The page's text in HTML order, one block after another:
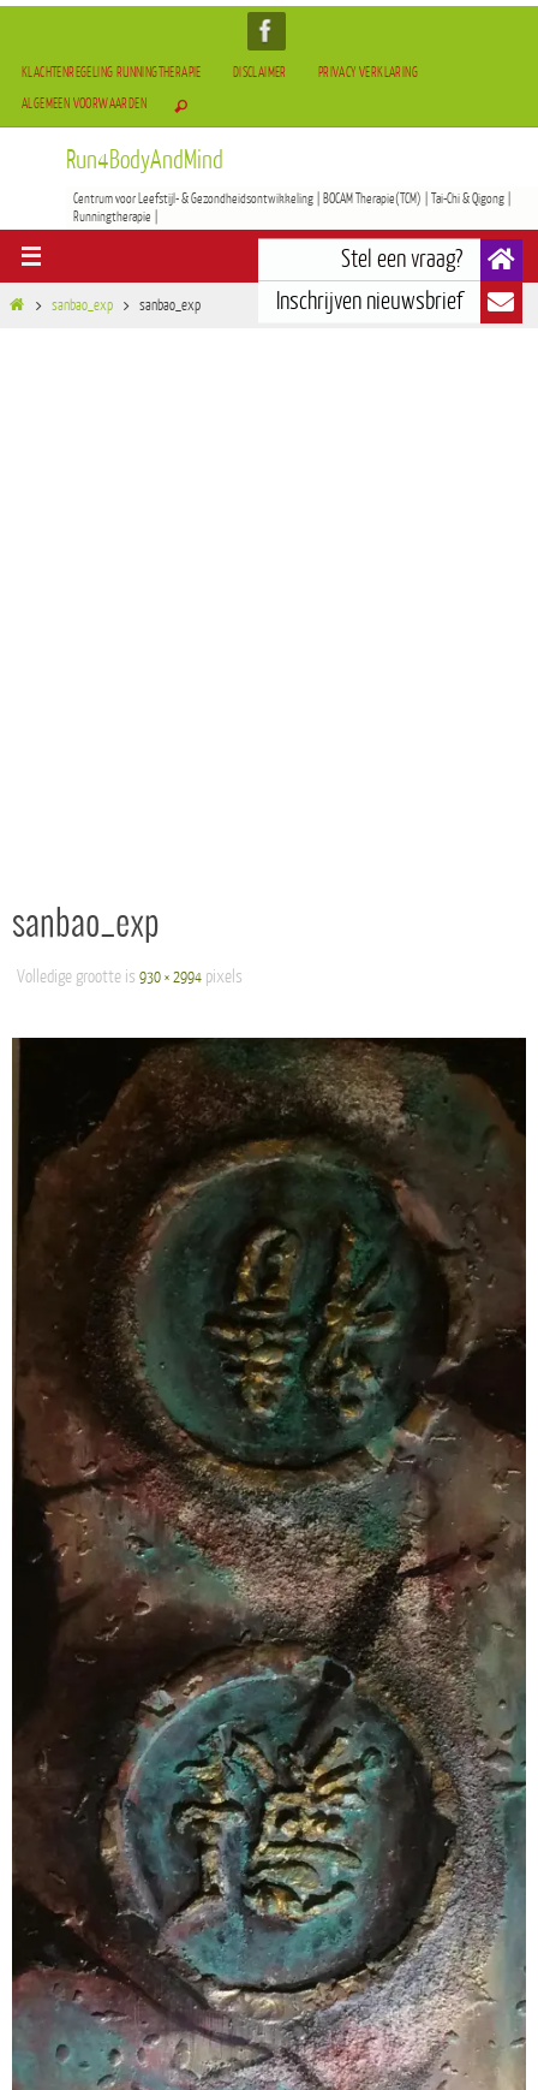
KLACHTENREGELING RUNNINGTHERAPIE DISCLAIMER
PRIVACY VERKLARING
ALGEMEEN VOORWAARDEN
Run4BodyAndMind
Centrum voor Leefstijl- & Gezondheidsontwikkeling | BOCAM Therapie(TCM) | Tai-Chi & Qigong |
Runningtherapie |
sanbao_exp sanbao_exp
sanbao_exp
Volledige grootte is 930 × 2994 pixels